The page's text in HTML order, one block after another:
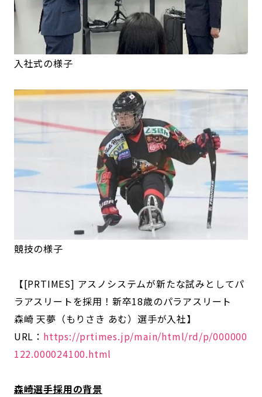
入社式の様子
競技の様子
【[PRTIMES] アスノシステムが新たな試みとしてパ
ラアスリートを採用！新卒18歳のパラアスリート
森崎 天夢（もりさき あむ）選手が入社】
URL： https://prtimes.jp/main/html/rd/p/000000
122.000024100.html
森崎選手採用の背景